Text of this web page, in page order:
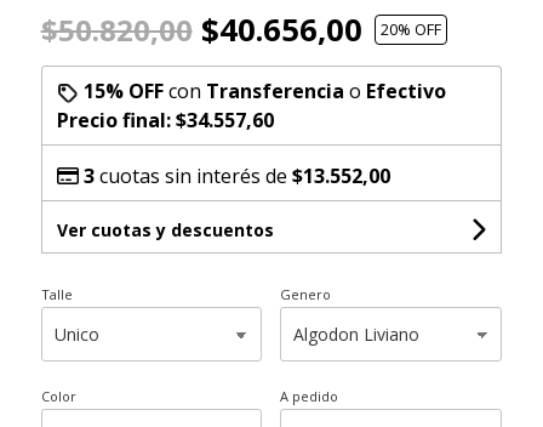
$50.820,00$40.656,00 20% OFF
15% OFFcon Transferencia o Efectivo
Precio final:$34.557,60
3cuotas sin interés de $13.552,00
Ver cuotas y descuentos
Talle Genero
Color A pedido